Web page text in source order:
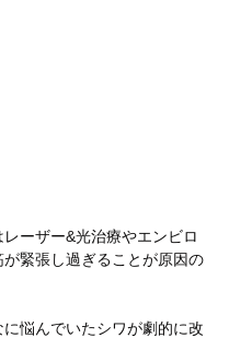
ーザー&光治療やエンビロ
緊張し過ぎることが原因の
悩んでいたシワが劇的に改